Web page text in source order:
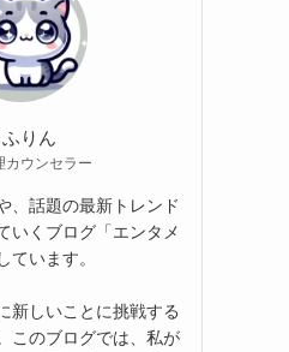
ふりん
カウンセラー
、話題の最新トレンド
いくブログ「エンタメ
ています。
新しいことに挑戦する
このブログでは、私が